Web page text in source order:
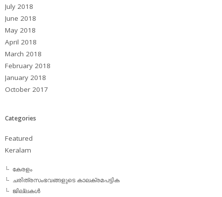
July 2018
June 2018
May 2018
April 2018
March 2018
February 2018
January 2018
October 2017
Categories
Featured
Keralam
കേരളം
ചരിത്രസംഭവങ്ങളുടെ കാലക്രമപട്ടിക
ജില്ലകള്‍